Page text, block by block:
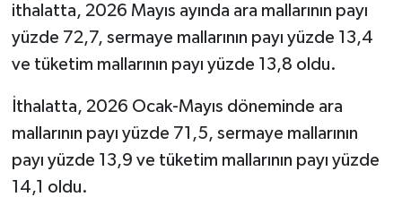
ithalatta, 2026 Mayıs ayında ara mallarının payı
yüzde 72,7, sermaye mallarının payı yüzde 13,4
ve tüketim mallarının payı yüzde 13,8 oldu.
İthalatta, 2026 Ocak-Mayıs döneminde ara
mallarının payı yüzde 71,5, sermaye mallarının
payı yüzde 13,9 ve tüketim mallarının payı yüzde
14,1 oldu.